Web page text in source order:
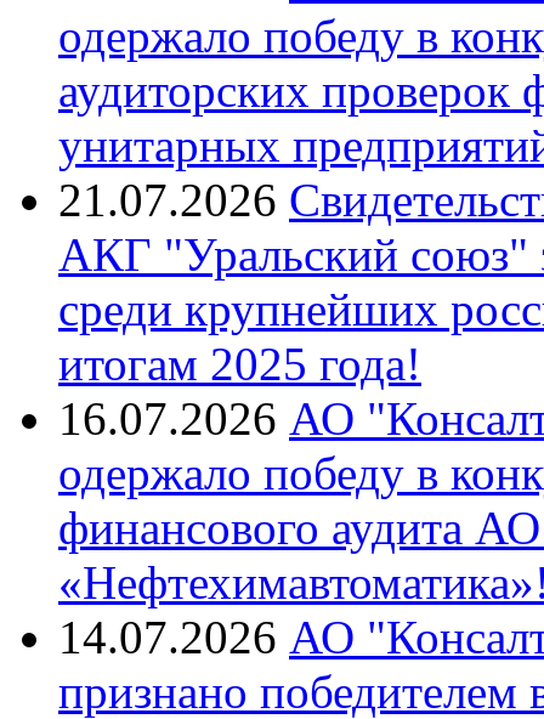
одержало победу в
аудиторских проверок
унитарных
21.07.2026
АКГ "Уральский союз"
среди крупнейших
итогам 2025 года!
16.07.2026 АО
одержало победу в
финансового аудита
14.07.2026 АО
признано победителем